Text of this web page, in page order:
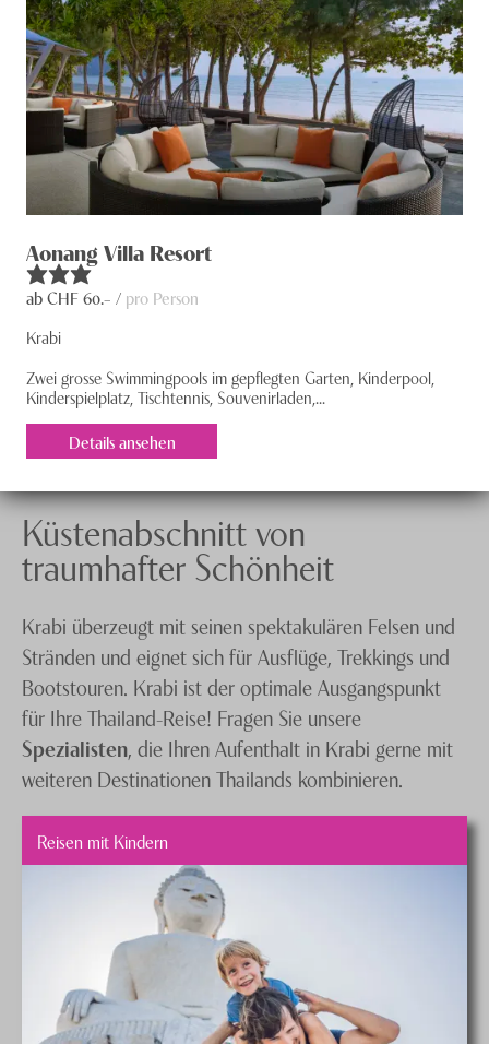
Aonang Villa Resort
ab CHF60.– / pro Person
Krabi
Zwei grosse Swim­mingpools im gepflegten Garten, Kinderpool,
Kinderspielplatz, Tischtennis, Souvenirladen,...
Details ansehen
Küstenabschnitt von
traumhafter Schönheit
Krabi überzeugt mit seinen spektakulären Felsen und
Stränden und eignet sich für Ausflüge, Trekkings und
Bootstouren. Krabi ist der optimale Ausgangspunkt
für Ihre Thailand-Reise! Fragen Sie unsere
Spezialisten, die Ihren Aufenthalt in Krabi gerne mit
weiteren Destinationen Thailands kombinieren.
Reisen mit Kindern